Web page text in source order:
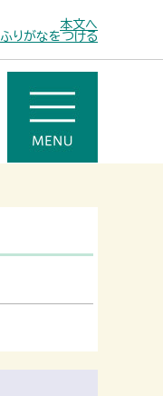
本文へ
ふりがなをつける